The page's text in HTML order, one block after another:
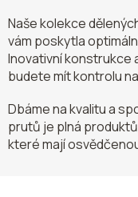
Naše kolekce
vám poskytla
Inovativní konstrukce
budete mít kontrolu
Dbáme na kvalitu a
prutů je plná
které mají